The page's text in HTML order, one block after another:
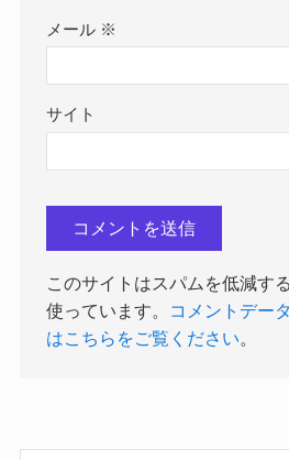
メール ※
サイト
このサイトはスパムを低減す
使っています。
コメントデー
はこちらをご覧ください